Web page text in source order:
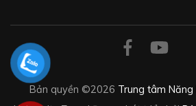
Bản quyền ©2026 Trung tâm Năng